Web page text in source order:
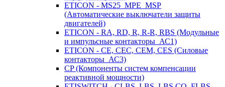
ETICON - MS25_MPE_MSP
(Автоматические выключатели защиты
двигателей)
ETICON - RA, RD, R, R-R, RBS (Модульные
и импульсные контакторы_АС1)
ETICON - CE, CEC, CEM, CES (Силовые
контакторы_АС3)
CP (Компоненты систем компенсации
реактивной мощности)